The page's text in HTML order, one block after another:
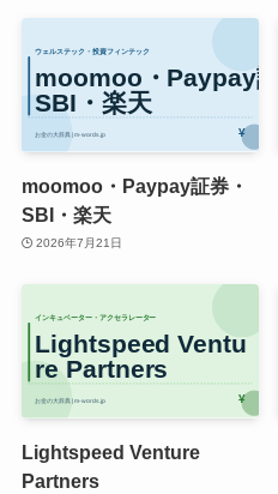
moomoo・Paypay証券・
SBI・楽天
2026年7月21日
Lightspeed Venture
Partners